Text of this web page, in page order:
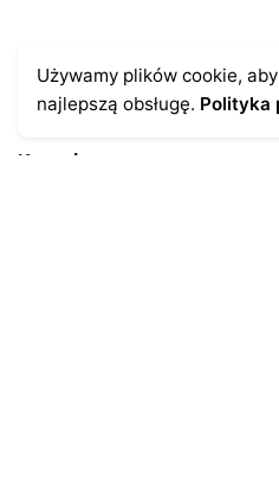
Kontakt
Używamy plików cookie,
najlepszą obsługę. Polityka